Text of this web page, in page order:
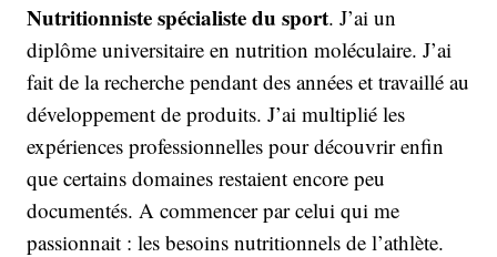
Nutritionniste spécialiste du sport. J’ai un
diplôme universitaire en nutrition moléculaire. J’ai
fait de la recherche pendant des années et travaillé au
développement de produits. J’ai multiplié les
expériences professionnelles pour découvrir enfin
que certains domaines restaient encore peu
documentés. A commencer par celui qui me
passionnait : les besoins nutritionnels de l’athlète.